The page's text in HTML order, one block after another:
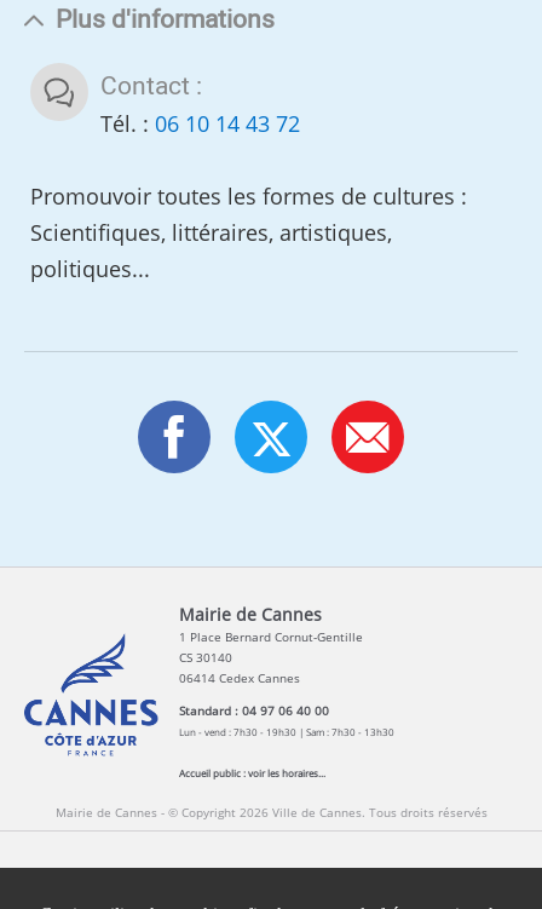
Plus d'informations
Contact :
Tél. : 06 10 14 43 72
Promouvoir toutes les formes de cultures :
Scientifiques, littéraires, artistiques,
politiques...
Mairie de Cannes
1 Place Bernard Cornut-Gentille
CS 30140
06414 Cedex Cannes
Standard : 04 97 06 40 00
Lun - vend : 7h30 - 19h30 | Sam : 7h30 - 13h30
Accueil public :voir les horaires...
Mairie de Cannes - © Copyright 2026 Ville de Cannes. Tous droits réservés